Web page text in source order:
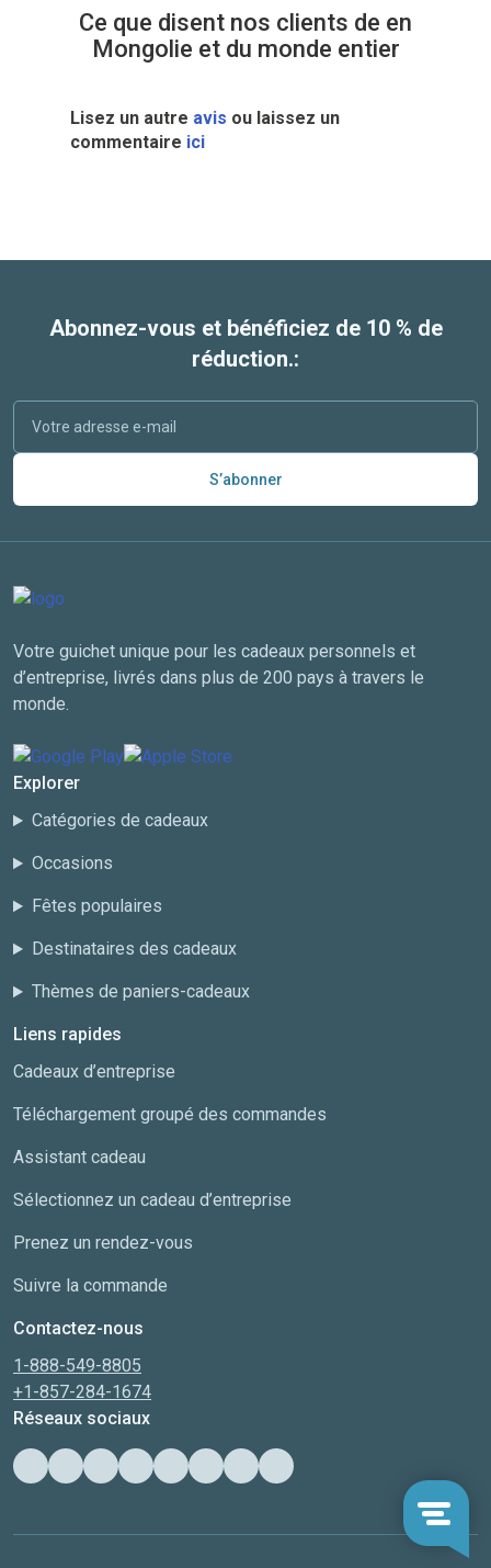
Ce que disent nos clients de en
Mongolie et du monde entier
Lisez un autre avis ou laissez un
commentaire ici
Abonnez-vous et bénéficiez de 10 % de
réduction.:
S’abonner
Votre guichet unique pour les cadeaux personnels et
d’entreprise, livrés dans plus de 200 pays à travers le
monde.
Explorer
Catégories de cadeaux
Occasions
Fêtes populaires
Destinataires des cadeaux
Thèmes de paniers-cadeaux
Liens rapides
Cadeaux d’entreprise
Téléchargement groupé des commandes
Assistant cadeau
Sélectionnez un cadeau d’entreprise
Prenez un rendez-vous
Suivre la commande
Contactez-nous
1-888-549-8805
+1-857-284-1674
Réseaux sociaux